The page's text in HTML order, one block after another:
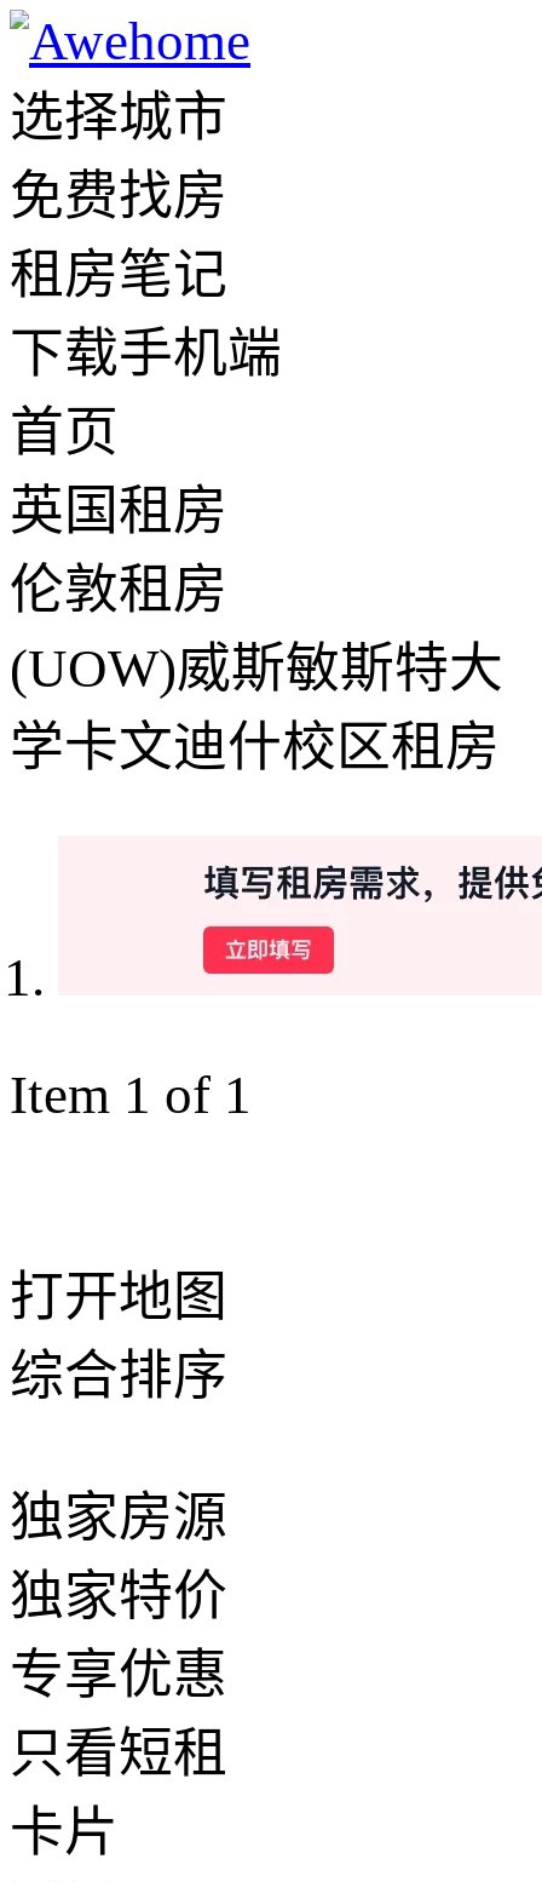
选择城市
免费找房
租房笔记
下载手机端
首页
英国租房
伦敦租房
(UOW)威斯敏斯特大
学卡文迪什校区租房
Item 1 of 1
打开地图
综合排序
独家房源
独家特价
专享优惠
只看短租
卡片